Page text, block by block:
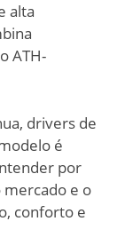
alta
ATH-
drivers de
é
por
mercado e o
conforto e